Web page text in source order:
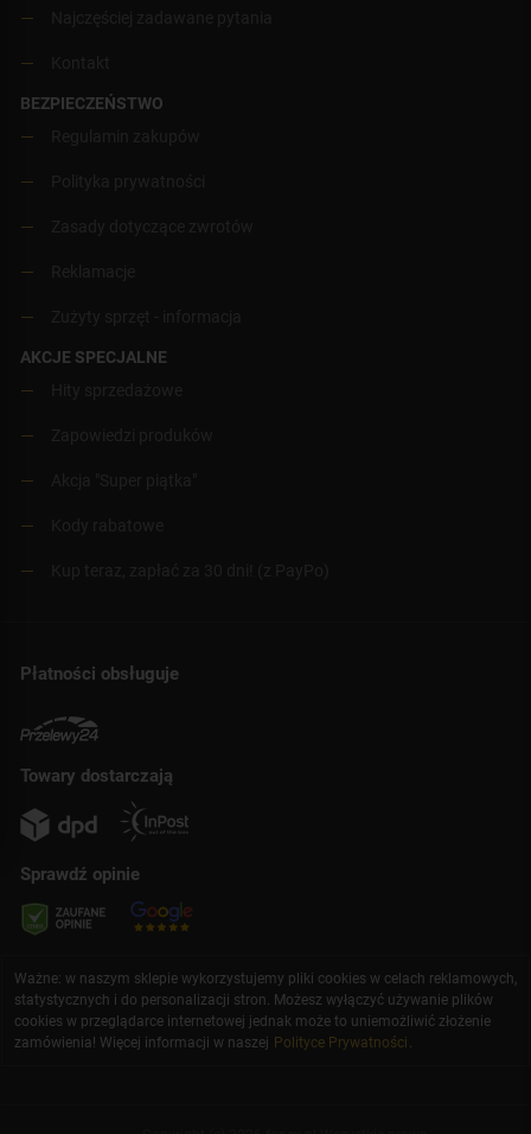
BEZPIECZEŃSTWO
AKCJE SPECJALNE
Płatności obsługuje
Towary dostarczają
Sprawdź opinie
Ważne: w naszym sklepie wykorzystujemy pliki cookies w celach reklamowych,
statystycznych i do personalizacji stron. Możesz wyłączyć używanie plików
cookies w przeglądarce internetowej jednak może to uniemożliwić złożenie
zamówienia! Więcej informacji w naszej Polityce Prywatności .